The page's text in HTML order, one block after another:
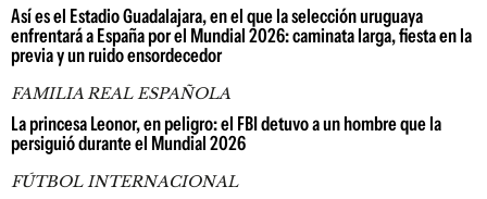
Así es el Estadio Guadalajara, en el que la selección uruguaya
enfrentará a España por el Mundial 2026: caminata larga, fiesta en la
previa y un ruido ensordecedor
FAMILIA REAL ESPAÑOLA
La princesa Leonor, en peligro: el FBI detuvo a un hombre que la
persiguió durante el Mundial 2026
FÚTBOL INTERNACIONAL